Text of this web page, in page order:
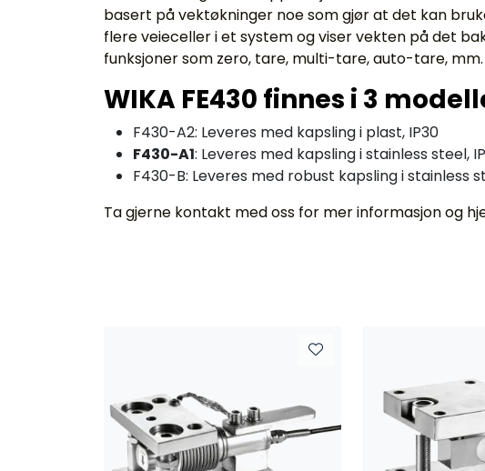
basert på vektøkninger noe som gjør at det kan
flere veieceller i et system og viser vekten på det
funksjoner som zero, tare, multi-tare, auto-tare,
WIKA FE430 finnes i 3
F430-A2: Leveres med kapsling i plast, IP30
F430-A1: Leveres med kapsling i stainless
F430-B: Leveres med robust kapsling i
Ta gjerne kontakt med oss for mer informasjon og